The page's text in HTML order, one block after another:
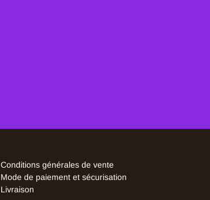
Conditions générales de vente
Mode de paiement et sécurisation
Livraison